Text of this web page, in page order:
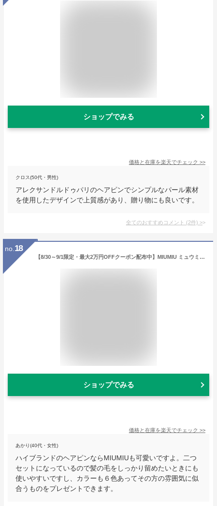
ショップでみる
価格と在庫を楽天でチェック >>
クロス(50代・男性)
アレクサンドルドゥパリのヘアピンでシンプルなパール素材
を使用したデザインで上質感があり、贈り物にも良いです。
全てのおすすめコメント (2件) >
no. 18
【8/30～9/1限定・最大2万円OFFクーポン配布中】MIUMIU ミュウミュウ ヘアクリップ 5JF136 2F6T レディース 2点セット ヘアピン メタル ロゴ ヘアアクセサリー カラー6色
ショップでみる
価格と在庫を楽天でチェック >>
あかり(40代・女性)
ハイブランドのヘアピンならMIUMIUも可愛いですよ。二つ
セットになっているので髪の毛をしっかり留めたいときにも
使いやすいですし、カラーも６色あってその方の雰囲気に似
合うものをプレゼントできます。